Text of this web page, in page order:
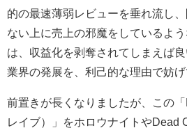
的の最速薄弱レビューを垂れ流し
ない上に売上の邪魔をしているよ
は、収益化を剥奪されてしまえば
業界の発展を、利己的な理由で妨げ
前置きが長くなりましたが、この
レイブ）」をホロウナイトやDead